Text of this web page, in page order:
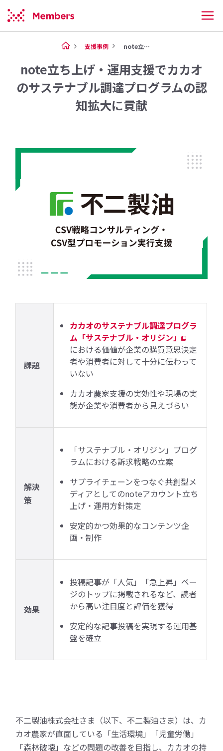
支援事例 note立ち上げ・運用支援でカ...
note立ち上げ・運用支援でカカオ
のサステナブル調達プログラムの認
知拡大に貢献
課題
カカオのサステナブル調達プログラ
ム「サステナブル・オリジン」
における価値が企業の購買意思決定
者や消費者に対して十分に伝わって
いない
カカオ農家支援の実効性や現場の実
態が企業や消費者から見えづらい
解決
策
「サステナブル・オリジン」プログ
ラムにおける訴求戦略の立案
サプライチェーンをつなぐ共創型メ
ディアとしてのnoteアカウント立ち
上げ・運用方針策定
安定的かつ効果的なコンテンツ企
画・制作
効果
投稿記事が「人気」「急上昇」ペー
ジのトップに掲載されるなど、読者
から高い注目度と評価を獲得
安定的な記事投稿を実現する運用基
盤を確立
不二製油株式会社さま（以下、不二製油さま）は、カ
カオ農家が直面している「生活環境」「児童労働」
「森林破壊」などの問題の改善を目指し、カカオの持